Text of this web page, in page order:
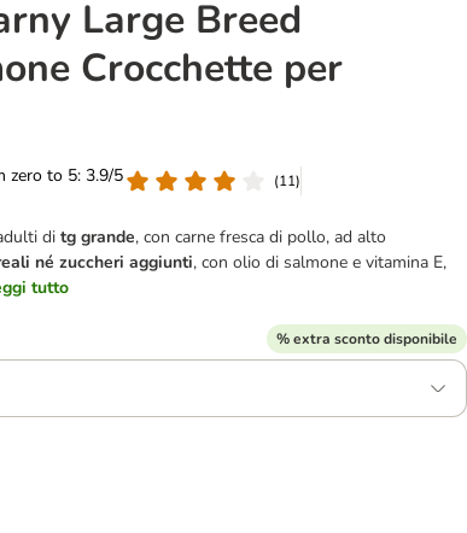
Large Breed
Crocchette per
zero to 5: 3.9/5
(11)
ditg grande, con carne fresca di pollo, ad alto
né zuccheri aggiunti, con olio di salmone e vitamina E,
tutto
% extra sconto disponibile